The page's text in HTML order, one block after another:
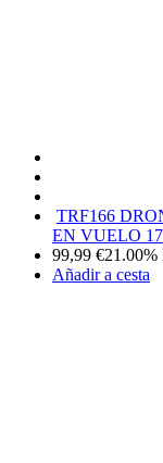
TRF166
EN VUELO
99,99 €21.00%
Añadir a cesta